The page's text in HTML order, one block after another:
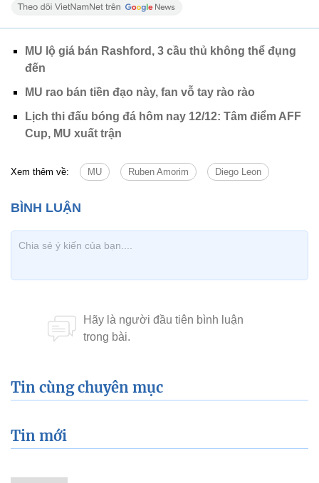
MU lộ giá bán Rashford, 3 cầu thủ không thể đụng
đến
MU rao bán tiền đạo này, fan vỗ tay rào rào
Lịch thi đấu bóng đá hôm nay 12/12: Tâm điểm AFF
Cup, MU xuất trận
Xem thêm về: MU Ruben Amorim Diego Leon
Tin cùng chuyên mục
Tin mới